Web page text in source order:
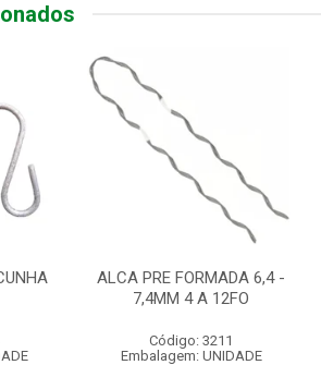
ALCA PRE FORMADA 6,4 -
7,4MM 4 A 12FO
Código: 3211
Embalagem: UNIDADE